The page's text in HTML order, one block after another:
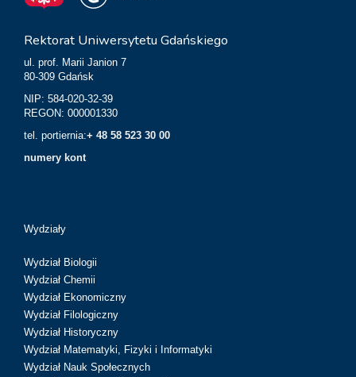
Rektorat Uniwersytetu Gdańskiego
ul. prof. Marii Janion 7
80-309 Gdańsk
NIP: 584-020-32-39
REGON: 000001330
tel. portiernia:+ 48 58 523 30 00
numery kont
Wydziały
Wydział Biologii
Wydział Chemii
Wydział Ekonomiczny
Wydział Filologiczny
Wydział Historyczny
Wydział Matematyki, Fizyki i Informatyki
Wydział Nauk Społecznych